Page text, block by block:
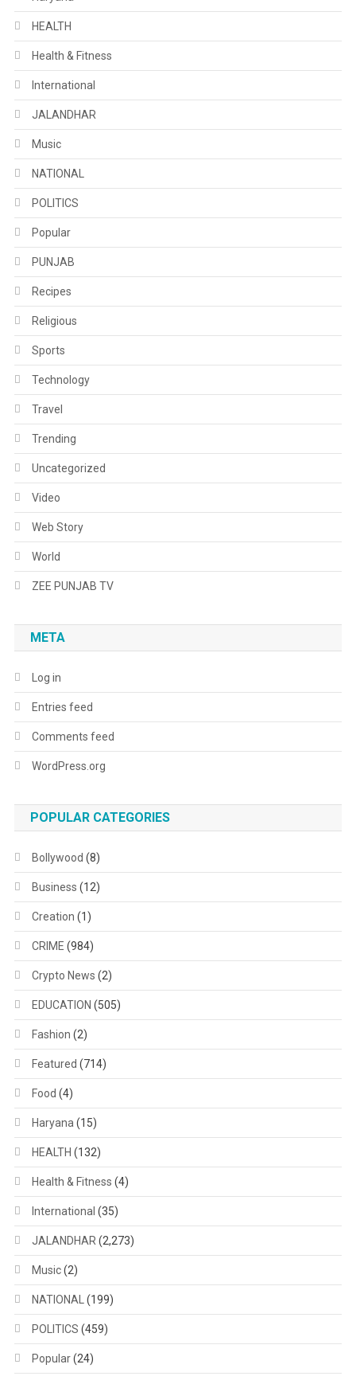
HEALTH
Health & Fitness
International
JALANDHAR
Music
NATIONAL
POLITICS
Popular
PUNJAB
Recipes
Religious
Sports
Technology
Travel
Trending
Uncategorized
Video
Web Story
World
ZEE PUNJAB TV
META
Log in
Entries feed
Comments feed
WordPress.org
POPULAR CATEGORIES
Bollywood (8)
Business (12)
Creation (1)
CRIME (984)
Crypto News (2)
EDUCATION (505)
Fashion (2)
Featured (714)
Food (4)
Haryana (15)
HEALTH (132)
Health & Fitness (4)
International (35)
JALANDHAR (2,273)
Music(2)
NATIONAL (199)
POLITICS (459)
Popular(24)